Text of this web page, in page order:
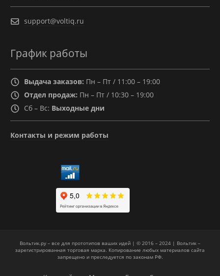
support@voltiq.ru
График работы
Выдача заказов: Пн – Пт / 11:00 – 19:00
Отдел продаж: Пн – Пт / 10:30 – 19:00
Сб – Вс: Выходные дни
Контакты и режим работы
Вольтик.ру – все для прототипов ваших идей | © 2016 – 2024 | Вольтик –
зарегистрированная торговая марка. Копирование любых материалов сайта
запрещено и преследуется по законам РФ.